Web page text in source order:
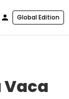
Global Edition
Vaca